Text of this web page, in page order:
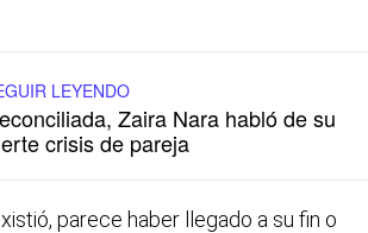
LEYENDO
Zaira Nara habló de su
crisis de pareja
parece haber llegado a su fin o